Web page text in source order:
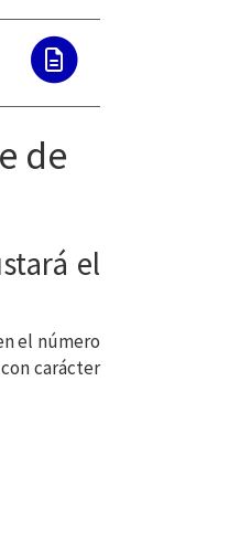
de
el
el número
carácter